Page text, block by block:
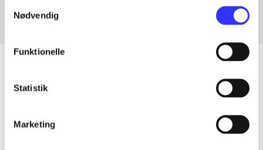
Nødvendig
Funktionelle
Statistik
Marketing